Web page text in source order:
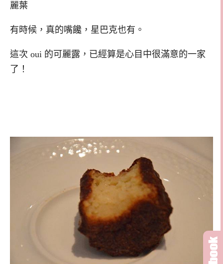
麗葉
有時候，真的嘴饞，星巴克也有。
這次 oui 的可麗露，已經算是心目中很滿意的一家
了！